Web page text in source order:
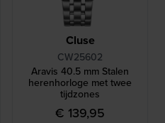
Cluse
CW25602
Aravis 40.5 mm Stalen
herenhorloge met twee
tijdzones
€ 139,95